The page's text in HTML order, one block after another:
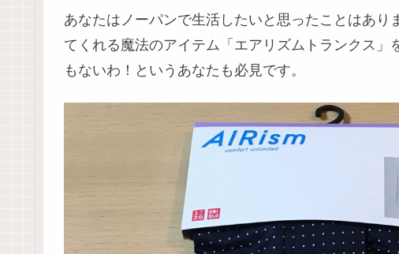
あなたはノーパンで生活したいと思ったことはあり
てくれる魔法のアイテム「エアリズムトランクス」
もないわ！というあなたも必見です。